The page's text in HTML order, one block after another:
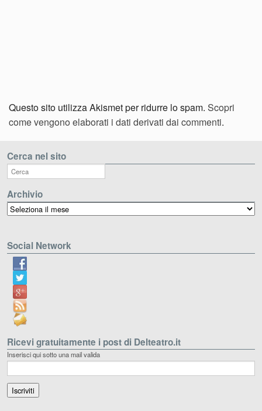
Questo sito utilizza Akismet per ridurre lo spam. Scopri
come vengono elaborati i dati derivati dai commenti.
Cerca nel sito
Archivio
Archivio
Social Network
Ricevi gratuitamente i post di Delteatro.it
Inserisci qui sotto una mail valida